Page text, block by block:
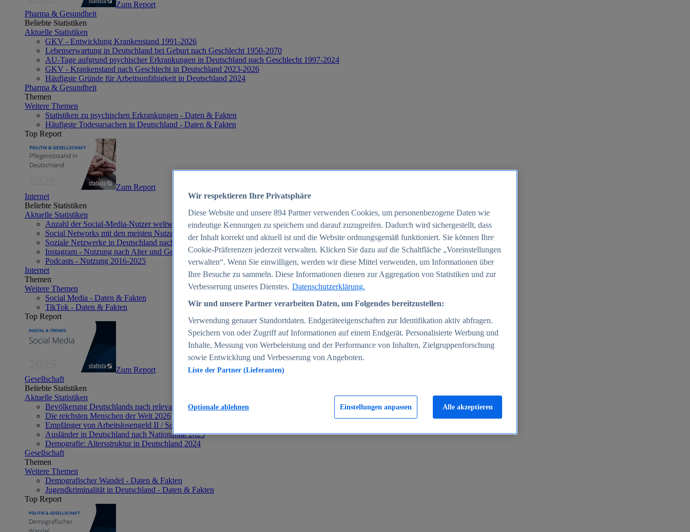
Zum Report
Pharma & Gesundheit
Beliebte Statistiken
Aktuelle Statistiken
GKV - Entwicklung Krankenstand 1991-2026
Lebenserwartung in Deutschland bei Geburt nach Geschlecht 1950-2070
AU-Tage aufgrund psychischer Erkrankungen in Deutschland nach Geschlecht 1997-2024
GKV - Krankenstand nach Geschlecht in Deutschland 2023-2026
Häufigste Gründe für Arbeitsunfähigkeit in Deutschland 2024
Pharma & Gesundheit
Themen
Weitere Themen
Statistiken zu psychischen Erkrankungen - Daten & Fakten
Häufigste Todesursachen in Deutschland - Daten & Fakten
Top Report
Zum Report
Internet
Beliebte Statistiken
Aktuelle Statistiken
Anzahl der Social-Media-Nutzer weltweit 2012-2025
Social Networks mit den meisten Nutzern weltweit 2025
Soziale Netzwerke in Deutschland nach Generationen 2025
Instagram - Nutzung nach Alter und Geschlecht in Deutschland 2025
Podcasts - Nutzung 2016-2025
Internet
Themen
Weitere Themen
Social Media - Daten & Fakten
TikTok - Daten & Fakten
Top Report
Zum Report
Gesellschaft
Beliebte Statistiken
Aktuelle Statistiken
Bevölkerung Deutschlands nach relevanten Altersgruppen 2024
Die reichsten Menschen der Welt 2026
Empfänger von Arbeitslosengeld II / Sozialgeld / Bürgergeld in Deutschland 2005-2025
Ausländer in Deutschland nach Nationalität 2025
Demografie: Altersstruktur in Deutschland 2024
Gesellschaft
Themen
Weitere Themen
Demografischer Wandel - Daten & Fakten
Jugendkriminalität in Deutschland - Daten & Fakten
Top Report
Wir respektieren Ihre Privatsphäre
Diese Website und unsere 894 Partner verwenden Cookies, um personenbezogene Daten wie
eindeutige Kennungen zu speichern und darauf zuzugreifen. Dadurch wird sichergestellt, dass
der Inhalt korrekt und aktuell ist und die Website ordnungsgemäß funktioniert. Sie können Ihre
Cookie-Präferenzen jederzeit verwalten. Klicken Sie dazu auf die Schaltfläche „Voreinstellungen
verwalten“. Wenn Sie einwilligen, werden wir diese Mittel verwenden, um Informationen über
Ihre Besuche zu sammeln. Diese Informationen dienen zur Aggregation von Statistiken und zur
Verbesserung unseres Dienstes. Datenschutzerklärung.
Wir und unsere Partner verarbeiten Daten, um Folgendes bereitzustellen:
Verwendung genauer Standortdaten. Endgeräteeigenschaften zur Identifikation aktiv abfragen.
Speichern von oder Zugriff auf Informationen auf einem Endgerät. Personalisierte Werbung und
Inhalte, Messung von Werbeleistung und der Performance von Inhalten, Zielgruppenforschung
sowie Entwicklung und Verbesserung von Angeboten.
Liste der Partner (Lieferanten)
Einstellungen anpassen
Optionale ablehnen Alle akzeptieren